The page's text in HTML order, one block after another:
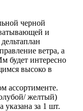
черной
и
ветра, а
будет интересно
высоко в
ассортименте.
желтый)
указана за 1 шт.